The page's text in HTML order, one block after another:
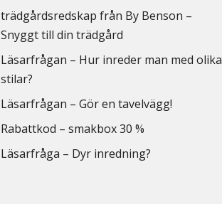
trädgårdsredskap från By Benson –
Snyggt till din trädgård
Läsarfrågan – Hur inreder man med olika
stilar?
Läsarfrågan – Gör en tavelvägg!
Rabattkod – smakbox 30 %
Läsarfråga – Dyr inredning?